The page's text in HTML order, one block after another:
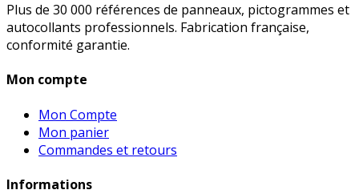
Plus de 30 000 références de panneaux, pictogrammes et
autocollants professionnels. Fabrication française,
conformité garantie.
Mon compte
Mon Compte
Mon panier
Commandes et retours
Informations